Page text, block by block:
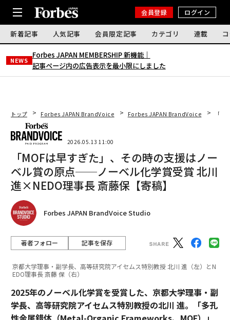
会員登録 ログイン
新着記事 人気記事 会員限定記事 カテゴリ 連載
NEWS
Forbes JAPAN MEMBERSHIP 新機能｜
記事ページ内の広告表示を最小限にしました
トップ Forbes JAPAN BrandVoice Forbes JAPAN BrandVoice 「
2026.05.13 11:00
「MOFは早すぎた」、その時の支援はノー
ベル賞の原点──ノーベル化学賞受賞 北川
進×NEDO理事長 斎藤保【寄稿】
Forbes JAPAN BrandVoice Studio
著者フォロー 記事を保存
京都大学理事・副学長、高等研究院アイセムス特別教授 北川 進（左）とN
EDO理事長 斎藤 保（右）
2025年のノーベル化学賞を受賞した、京都大学理事・副
学長、高等研究院アイセムス特別教授の北川 進。「多孔